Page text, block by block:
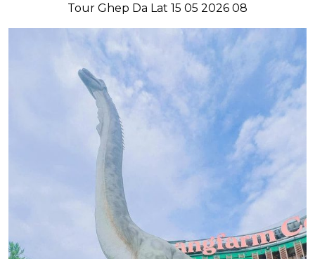
Tour Ghep Da Lat 15 05 2026 08